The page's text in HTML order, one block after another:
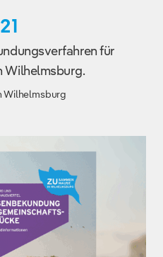
für
Wilhelmsburg.
Wilhelmsburg